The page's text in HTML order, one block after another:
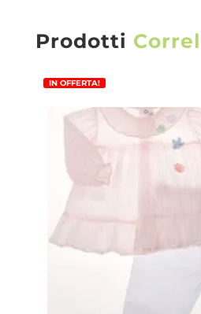
Prodotti
IN OFFERTA!